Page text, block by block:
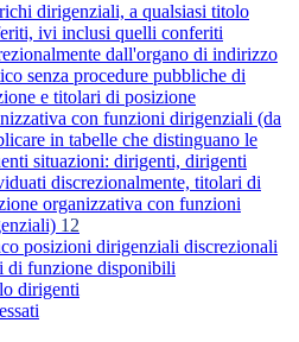
dirigenziali, a qualsiasi titolo
ivi inclusi quelli conferiti
dall'organo di indirizzo
senza procedure pubbliche di
e titolari di posizione
con funzioni dirigenziali (da
in tabelle che distinguano le
situazioni: dirigenti, dirigenti
discrezionalmente, titolari di
organizzativa con funzioni
12
posizioni dirigenziali discrezionali
di funzione disponibili
dirigenti